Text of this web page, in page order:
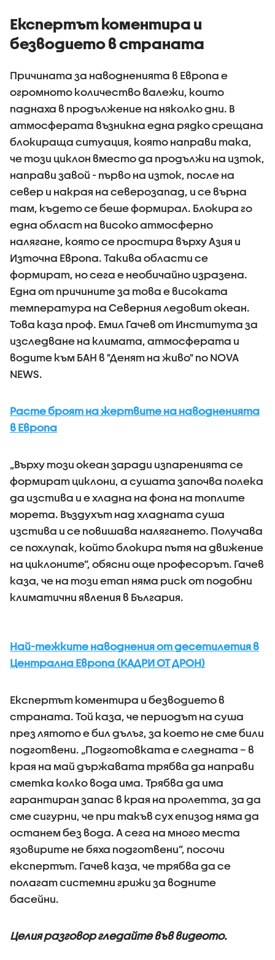
Експертът коментира и
безводието в страната
Причината за наводненията в Европа е
огромното количество валежи, които
паднаха в продължение на няколко дни. В
атмосферата възникна една рядко срещана
блокираща ситуация, която направи така,
че този циклон вместо да продължи на изток,
направи завой - първо на изток, после на
север и накрая на северозапад, и се върна
там, където се беше формирал. Блокира го
една област на високо атмосферно
налягане, която се простира върху Азия и
Източна Европа. Такива области се
формират, но сега е необичайно изразена.
Една от причините за това е високата
температура на Северния ледовит океан.
Това каза проф. Емил Гачев от Института за
изследване на климата, атмосферата и
водите към БАН в "Денят на живо" по NOVA
NEWS.
Расте броят на жертвите на наводненията
в Европа
„Върху този океан заради изпаренията се
формират циклони, а сушата започва полека
да изстива и е хладна на фона на топлите
морета. Въздухът над хладната суша
изстива и се повишава налягането. Получава
се похлупак, който блокира пътя на движение
на циклоните”, обясни още професорът. Гачев
каза, че на този етап няма риск от подобни
климатични явления в България.
Най-тежките наводнения от десетилетия в
Централна Европа (КАДРИ ОТ ДРОН)
Експертът коментира и безводието в
страната. Той каза, че периодът на суша
през лятото е бил дълъг, за което не сме били
подготвени. „Подготовката е следната – в
края на май държавата трябва да направи
сметка колко вода има. Трябва да има
гарантиран запас в края на пролетта, за да
сме сигурни, че при такъв сух епизод няма да
останем без вода. А сега на много места
язовирите не бяха подготвени”, посочи
експертът. Гачев каза, че трябва да се
полагат системни грижи за водните
басейни.
Целия разговор гледайте във видеото.